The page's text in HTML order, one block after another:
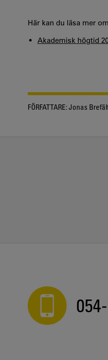
Här kan du läsa mer
Akademisk högtid
FÖRFATTARE:Jonas